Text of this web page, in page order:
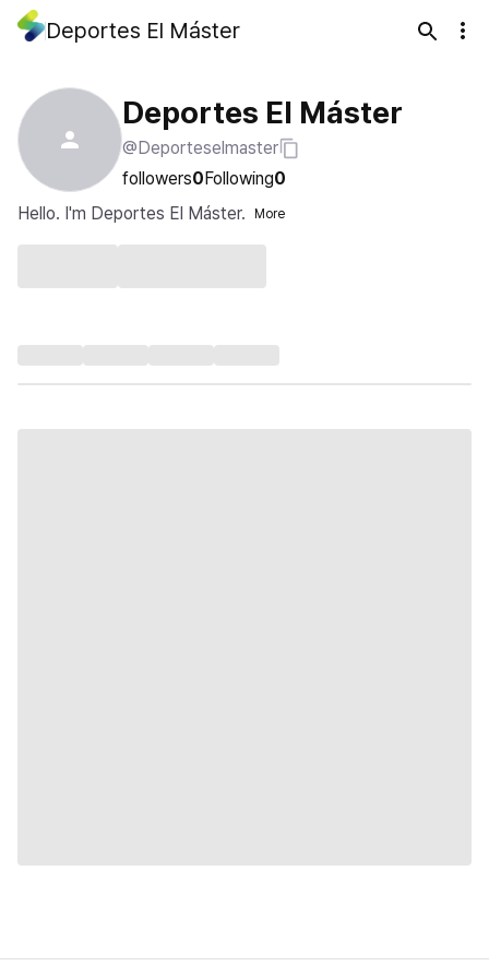
Deportes El Máster
Deportes El Máster
@Deporteselmaster
followers0Following0
Hello. I'm Deportes El Máster.
More